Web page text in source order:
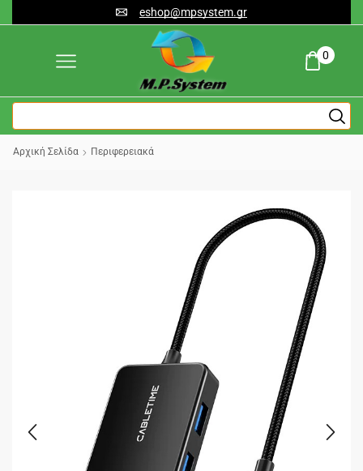
eshop@mpsystem.gr
0
Αρχική Σελίδα Περιφερειακά